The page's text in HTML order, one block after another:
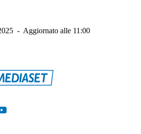
- Aggiornato alle 11:00